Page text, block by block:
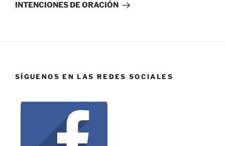
INTENCIONES DE ORACIÓN
SÍGUENOS EN LAS REDES SOCIALES